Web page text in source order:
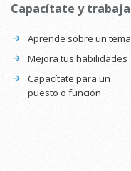
Capacítate y trabaja
Aprende sobre un tema
Mejora tus habilidades
Capacítate para un
puesto o función